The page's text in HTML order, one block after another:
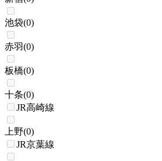
池袋(0)
赤羽(0)
板橋(0)
十条(0)
JR高崎線
上野(0)
JR京葉線